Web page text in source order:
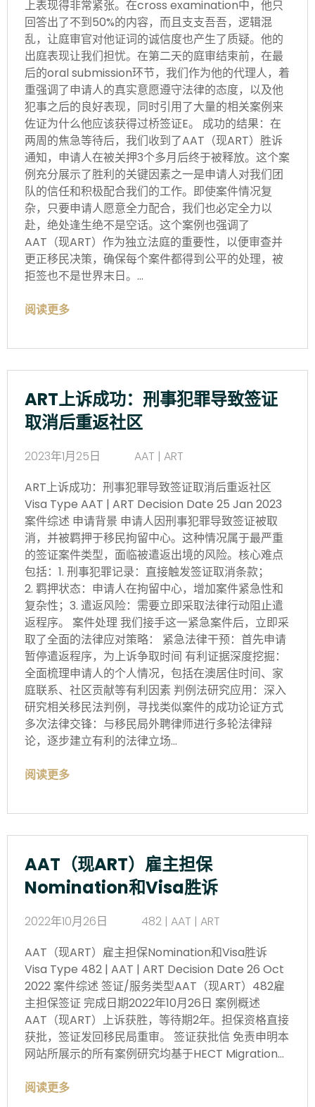
上表现得非常紧张。在cross examination中，他只
回答出了不到50%的内容，而且支支吾吾，逻辑混
乱，让庭审官对他证词的诚信度也产生了质疑。他的
出庭表现让我们担忧。在第二天的庭审结束前，在最
后的oral submission环节，我们作为他的代理人，着
重强调了申请人的真实意愿遵守法律的态度，以及他
犯事之后的良好表现，同时引用了大量的相关案例来
佐证为什么他应该获得过桥签证E。 成功的结果：在
两周的焦急等待后，我们收到了AAT（现ART）胜诉
通知，申请人在被关押3个多月后终于被释放。这个案
例充分展示了胜利的关键因素之一是申请人对我们团
队的信任和积极配合我们的工作。即使案件情况复
杂，只要申请人愿意全力配合，我们也必定全力以
赴，绝处逢生绝不是空话。这个案例也强调了
AAT（现ART）作为独立法庭的重要性，以便审查并
更正移民决策，确保每个案件都得到公平的处理，被
拒签也不是世界末日。…
阅读更多
ART上诉成功：刑事犯罪导致签证
取消后重返社区
2023年1月25日
AAT | ART
ART上诉成功：刑事犯罪导致签证取消后重返社区
Visa Type AAT | ART Decision Date 25 Jan 2023
案件综述 申请背景 申请人因刑事犯罪导致签证被取
消，并被羁押于移民拘留中心。这种情况属于最严重
的签证案件类型，面临被遣返出境的风险。核心难点
包括：1. 刑事犯罪记录：直接触发签证取消条款；
2. 羁押状态：申请人在拘留中心，增加案件紧急性和
复杂性；3. 遣返风险：需要立即采取法律行动阻止遣
返程序。 案件处理我们接手这一紧急案件后，立即采
取了全面的法律应对策略： 紧急法律干预：首先申请
暂停遣返程序，为上诉争取时间 有利证据深度挖掘：
全面梳理申请人的个人情况，包括在澳居住时间、家
庭联系、社区贡献等有利因素 判例法研究应用：深入
研究相关移民法判例，寻找类似案件的成功论证方式
多次法律交锋：与移民局外聘律师进行多轮法律辩
论，逐步建立有利的法律立场…
阅读更多
AAT（现ART）雇主担保
Nomination和Visa胜诉
2022年10月26日
482 | AAT | ART
AAT（现ART）雇主担保Nomination和Visa胜诉
Visa Type 482 | AAT | ART Decision Date 26 Oct
2022 案件综述 签证/服务类型AAT（现ART）482雇
主担保签证 完成日期2022年10月26日 案例概述
AAT（现ART）上诉获胜，等待期2年。担保资格直接
获批，签证发回移民局重审。 签证获批信 免责申明本
网站所展示的所有案例研究均基于HECT Migration…
阅读更多